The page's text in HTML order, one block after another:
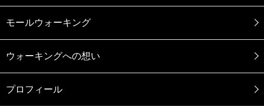
モールウォーキング
ウォーキングへの想い
プロフィール